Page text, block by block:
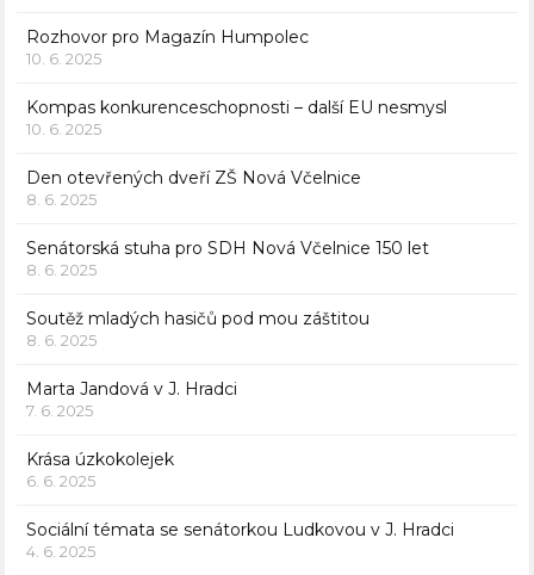
Rozhovor pro Magazín Humpolec
10. 6. 2025
Kompas konkurenceschopnosti – další EU nesmysl
10. 6. 2025
Den otevřených dveří ZŠ Nová Včelnice
8. 6. 2025
Senátorská stuha pro SDH Nová Včelnice 150 let
8. 6. 2025
Soutěž mladých hasičů pod mou záštitou
8. 6. 2025
Marta Jandová v J. Hradci
7. 6. 2025
Krása úzkokolejek
6. 6. 2025
Sociální témata se senátorkou Ludkovou v J. Hradci
4. 6. 2025